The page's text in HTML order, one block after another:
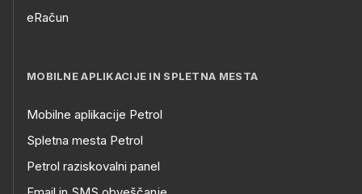
eRačun
MOBILNE APLIKACIJE IN SPLETNA MESTA
Mobilne aplikacije Petrol
Spletna mesta Petrol
Petrol raziskovalni panel